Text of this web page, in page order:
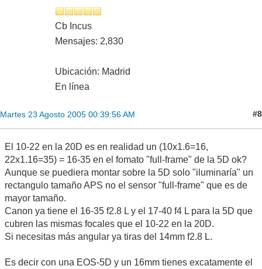
Cb Incus
Mensajes: 2,830
Ubicación: Madrid
En línea
Martes 23 Agosto 2005 00:39:56 AM #8
El 10-22 en la 20D es en realidad un (10x1.6=16,
22x1.16=35) = 16-35 en el fomato "full-frame" de la 5D ok?
Aunque se puediera montar sobre la 5D solo "iluminaría" un
rectangulo tamaño APS no el sensor "full-frame" que es de
mayor tamaño.
Canon ya tiene el 16-35 f2.8 L y el 17-40 f4 L para la 5D que
cubren las mismas focales que el 10-22 en la 20D.
Si necesitas más angular ya tiras del 14mm f2.8 L.
Es decir con una EOS-5D y un 16mm tienes excatamente el